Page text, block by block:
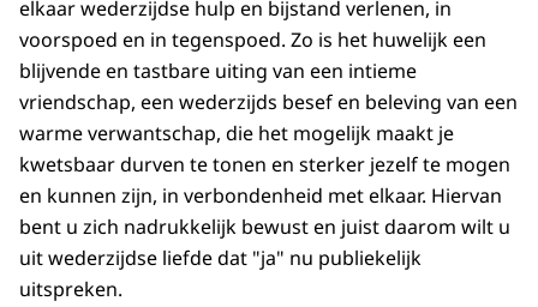
elkaar wederzijdse hulp en bijstand verlenen, in
voorspoed en in tegenspoed. Zo is het huwelijk een
blijvende en tastbare uiting van een intieme
vriendschap, een wederzijds besef en beleving van een
warme verwantschap, die het mogelijk maakt je
kwetsbaar durven te tonen en sterker jezelf te mogen
en kunnen zijn, in verbondenheid met elkaar. Hiervan
bent u zich nadrukkelijk bewust en juist daarom wilt u
uit wederzijdse liefde dat "ja" nu publiekelijk
uitspreken.